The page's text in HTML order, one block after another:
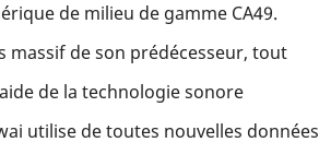
de milieu de gamme CA49.
massif de son prédécesseur, tout
de la technologie sonore
utilise de toutes nouvelles données